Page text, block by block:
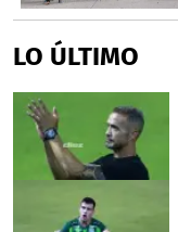
LO ÚLTIMO